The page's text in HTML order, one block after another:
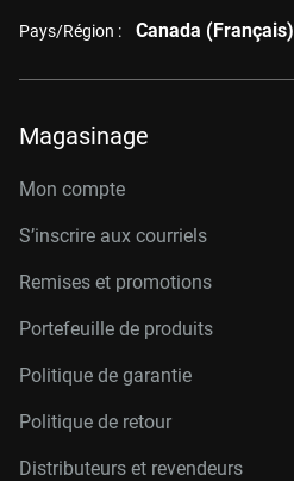
Pays/Région : Canada (Français)
Magasinage
Mon compte
S’inscrire aux courriels
Remises et promotions
Portefeuille de produits
Politique de garantie
Politique de retour
Distributeurs et revendeurs